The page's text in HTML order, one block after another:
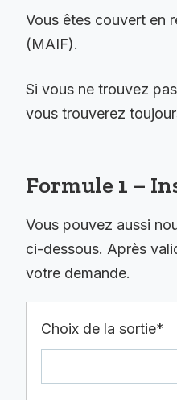
Vous êtes couvert en
(MAIF).
Si vous ne trouvez
vous trouverez
Formule 1 –
Vous pouvez aussi
ci-dessous. Après
votre demande.
Choix de la sortie*